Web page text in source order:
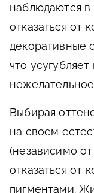
наблюдаются
отказаться от
декоративные
что
Выбирая
на своем
(независимо
отказаться от
пигментами.